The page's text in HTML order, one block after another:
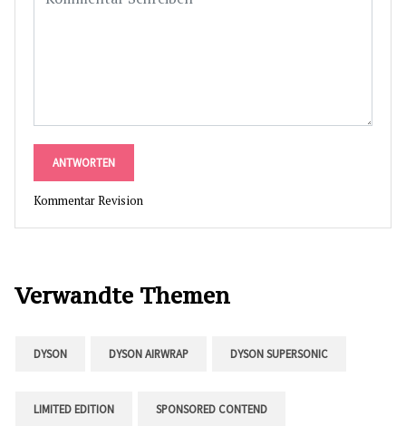
ANTWORTEN
Kommentar Revision
Verwandte Themen
DYSON DYSON AIRWRAP DYSON SUPERSONIC
LIMITED EDITION SPONSORED CONTEND